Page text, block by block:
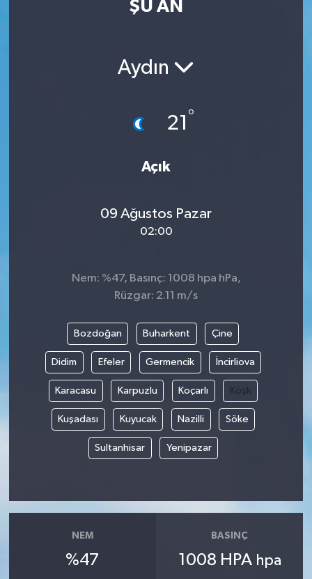
ŞU AN
Aydın
21 °
Açık
09 Ağustos Pazar
02:00
Nem: %47, Basınç: 1008 hpa hPa,
Rüzgar: 2.11 m/s
Bozdoğan Buharkent Çine
Didim Efeler Germencik İncirliova
Karacasu Karpuzlu Koçarlı Köşk
Kuşadası Kuyucak Nazilli Söke
Sultanhisar Yenipazar
NEM
%47
BASINÇ
1008 HPA hpa